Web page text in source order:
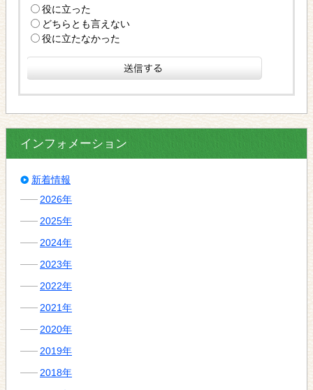
役に立った
どちらとも言えない
役に立たなかった
インフォメーション
新着情報
2026年
2025年
2024年
2023年
2022年
2021年
2020年
2019年
2018年